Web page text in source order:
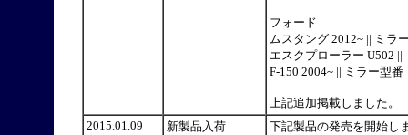
フォード
ムスタング 2012~ || ミラ
エスクプローラー U502 ||
F‐150 2004~ || ミラー型番
上記追加掲載しました。
2015.01.09
新製品入荷
下記製品の発売を開始